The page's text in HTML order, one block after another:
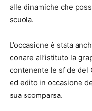
alle dinamiche che
scuola.
L’occasione è stata
donare all’istituto la
contenente le sfide del
ed edito in occasione
sua scomparsa.